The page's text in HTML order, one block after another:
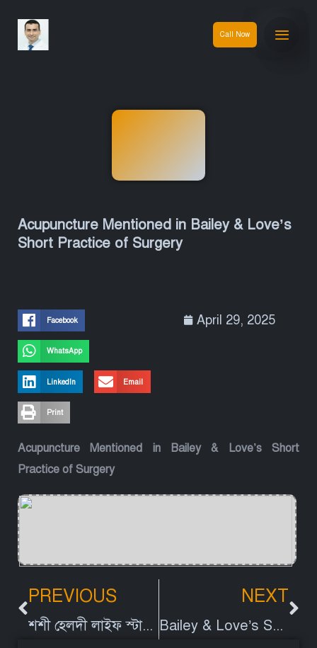
Call Now
Acupuncture Mentioned in Bailey & Love’s
Short Practice of Surgery
Facebook
WhatsApp
LinkedIn Email
Print
April 29, 2025
Acupuncture Mentioned in Bailey & Love’s Short
Practice of Surgery
PREVIOUS
শশী হেলদী লাইফ স্টাইল ফলো করি ব্যাথামুক্ত জীবন গড়ি | Suoxi Hospital | চ্যানেল আই
NEXT
Bailey & Love’s Short Practice of Surgery